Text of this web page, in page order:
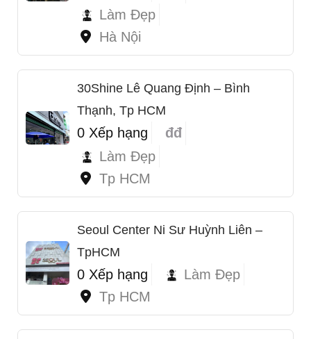
Làm Đẹp
Hà Nội
30Shine Lê Quang Định – Bình
Thạnh, Tp HCM
0 Xếp hạng
đđ
Làm Đẹp
Tp HCM
Seoul Center Ni Sư Huỳnh Liên –
TpHCM
0 Xếp hạng
Làm Đẹp
Tp HCM